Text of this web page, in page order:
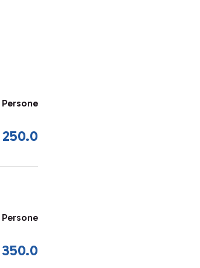
Persone
250.0
Persone
350.0